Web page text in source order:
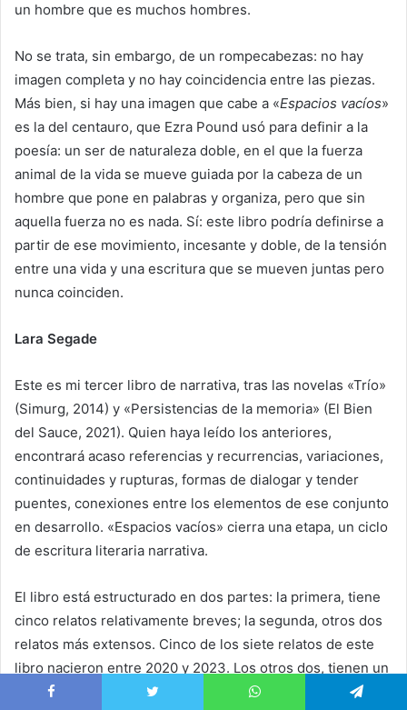
un hombre que es muchos hombres.
No se trata, sin embargo, de un rompecabezas: no hay
imagen completa y no hay coincidencia entre las piezas.
Más bien, si hay una imagen que cabe a «Espacios vacíos»
es la del centauro, que Ezra Pound usó para definir a la
poesía: un ser de naturaleza doble, en el que la fuerza
animal de la vida se mueve guiada por la cabeza de un
hombre que pone en palabras y organiza, pero que sin
aquella fuerza no es nada. Sí: este libro podría definirse a
partir de ese movimiento, incesante y doble, de la tensión
entre una vida y una escritura que se mueven juntas pero
nunca coinciden.
Lara Segade
Este es mi tercer libro de narrativa, tras las novelas «Trío»
(Simurg, 2014) y «Persistencias de la memoria» (El Bien
del Sauce, 2021). Quien haya leído los anteriores,
encontrará acaso referencias y recurrencias, variaciones,
continuidades y rupturas, formas de dialogar y tender
puentes, conexiones entre los elementos de ese conjunto
en desarrollo. «Espacios vacíos» cierra una etapa, un ciclo
de escritura literaria narrativa.
El libro está estructurado en dos partes: la primera, tiene
cinco relatos relativamente breves; la segunda, otros dos
relatos más extensos. Cinco de los siete relatos de este
libro nacieron entre 2020 y 2023. Los otros dos, tienen un
origen bastante anterior. «Silencio interrumpido» nació